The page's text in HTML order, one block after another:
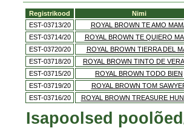
Registrikood Nimi
EST-03713/20
ROYAL BROWN TE AMO
EST-03714/20
ROYAL BROWN TE QUIERO
EST-03720/20
ROYAL BROWN TIERRA DEL
EST-03718/20
ROYAL BROWN TINTO DE
EST-03715/20
ROYAL BROWN TODO BIEN
EST-03719/20
ROYAL BROWN TOM
EST-03716/20
ROYAL BROWN TREASURE
Isapoolsed